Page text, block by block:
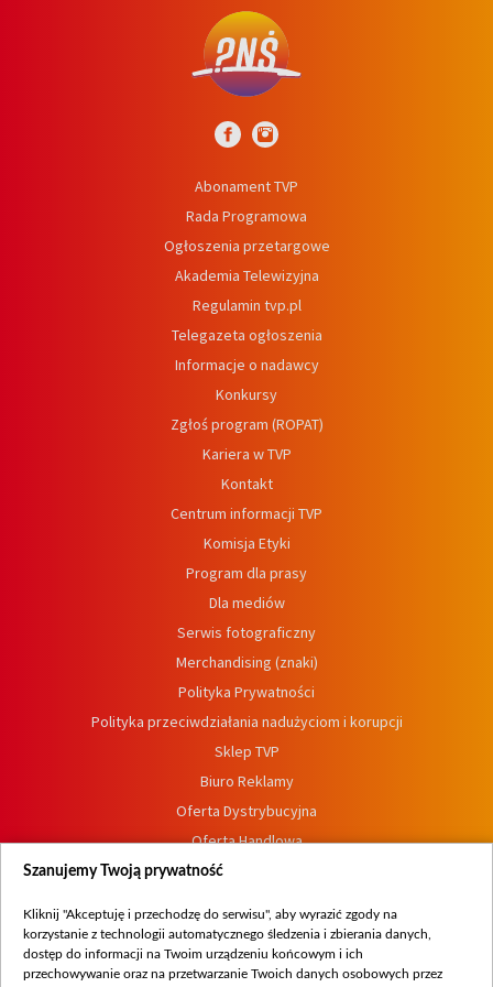
Abonament TVP
Rada Programowa
Ogłoszenia przetargowe
Akademia Telewizyjna
Regulamin tvp.pl
Telegazeta ogłoszenia
Informacje o nadawcy
Konkursy
Zgłoś program (ROPAT)
Kariera w TVP
Kontakt
Centrum informacji TVP
Komisja Etyki
Program dla prasy
Dla mediów
Serwis fotograficzny
Merchandising (znaki)
Polityka Prywatności
Polityka przeciwdziałania nadużyciom i korupcji
Sklep TVP
Biuro Reklamy
Oferta Dystrybucyjna
Oferta Handlowa
Dostępność
Procedura zgłoszeń wewnętrznych
Szanujemy Twoją prywatność
Kliknij "Akceptuję i przechodzę do serwisu", aby wyrazić zgody na
korzystanie z technologii automatycznego śledzenia i zbierania danych,
dostęp do informacji na Twoim urządzeniu końcowym i ich
przechowywanie oraz na przetwarzanie Twoich danych osobowych przez